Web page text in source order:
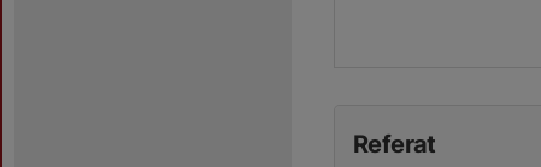
Referat